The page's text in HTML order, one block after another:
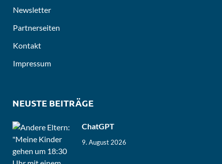
Newsletter
Partnerseiten
Kontakt
Impressum
NEUSTE BEITRÄGE
ChatGPT
9. August 2026